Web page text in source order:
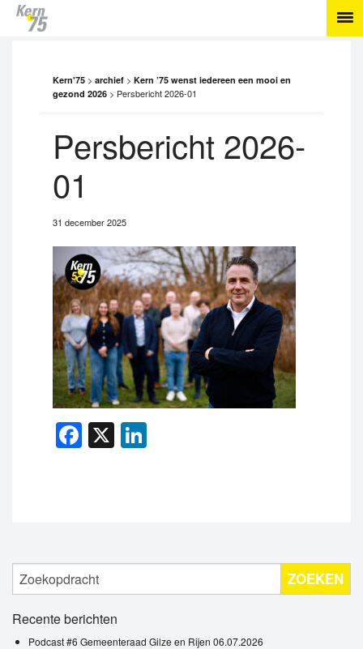
Kern'75 > archief > Kern ’75 wenst iedereen een mooi en
gezond 2026 > Persbericht 2026-01
Persbericht 2026-
01
31 december 2025
Facebook
X
ZOEKEN
Recente berichten
Podcast #6 Gemeenteraad Gilze en Rijen 06.07.2026